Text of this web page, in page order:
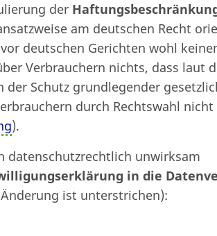
der
am deutschen Recht
deutschen Gerichten wohl
Verbrauchern nichts, dass laut
der Schutz grundlegender
durch Rechtswahl
).
datenschutzrechtlich unwirksam
in die
ist unterstrichen):